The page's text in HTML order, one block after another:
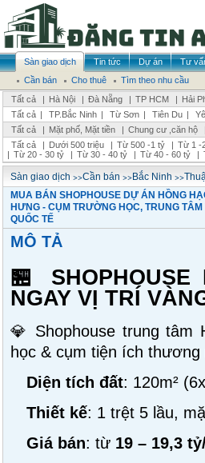
Sàn giao dịch Tin tức Dự án Tư
Cần bán
Cho thuê
Tìm theo nhu cầu
Tất cả
| Hà Nội | Đà Nẵng | TP HCM | Hải
Tất cả | TP.Bắc Ninh | Từ Sơn | Tiên Du |
Tất cả
| Mặt phố, Mặt tiền | Chung cư ,căn hộ
Tất cả
| Dưới 500 triệu | Từ 500 -1 tỷ | Từ 1 -
| Từ 20 - 30 tỷ | Từ 30 - 40 tỷ | Từ 40 - 60 tỷ |
Sàn giao dịch >>Cần bán >>Bắc Ninh >>
MUA BÁN SHOPHOUSE DỰ ÁN HỒNG
HƯNG - CỤM TRƯỜNG HỌC, TRUNG TÂM
QUỐC TẾ
MÔ TẢ
🏪
NGAY VỊ TRÍ
💎 Shophouse trung tâm
học & cụm tiện ích thương
Diện tích đất: 120m²
Thiết kế: 1 trệt 5 lầu,
Giá bán: từ 19 – 19,3